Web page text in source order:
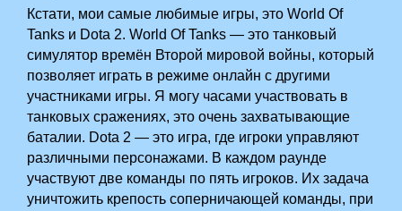
Кстати, мои самые любимые игры, это World Of
Tanks и Dota 2. World Of Tanks — это танковый
симулятор времён Второй мировой войны, который
позволяет играть в режиме онлайн с другими
участниками игры. Я могу часами участвовать в
танковых сражениях, это очень захватывающие
баталии. Dota 2 — это игра, где игроки управляют
различными персонажами. В каждом раунде
участвуют две команды по пять игроков. Их задача
уничтожить крепость соперничающей команды, при